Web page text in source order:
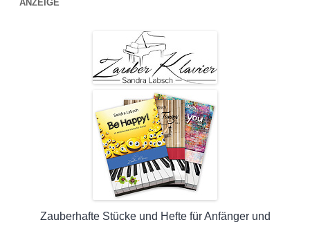
ANZEIGE
Zauberhafte Stücke und Hefte für Anfänger und